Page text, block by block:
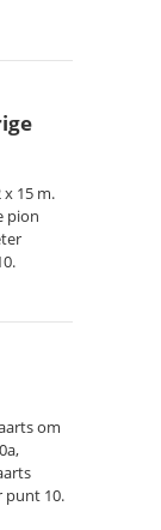
15 m.
pion
om
punt 10.